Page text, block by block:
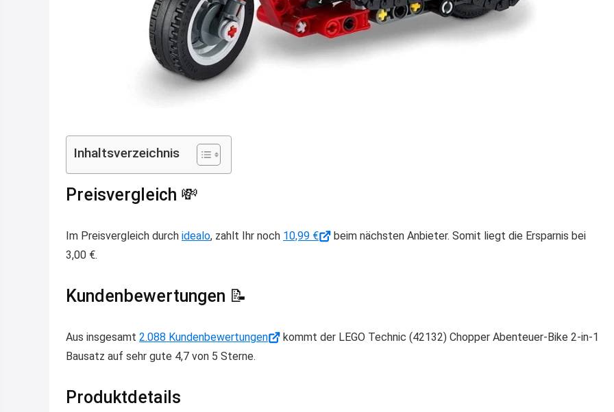
Inhaltsverzeichnis
Preisvergleich 💸
Im Preisvergleich durch idealo, zahlt Ihr noch 10,99 €
beim nächsten Anbieter. Somit liegt die Ersparnis bei
3,00 €.
Kundenbewertungen 📝
Aus insgesamt 2.088 Kundenbewertungen
kommt der LEGO Technic (42132) Chopper Abenteuer-Bike 2-in-1
Bausatz auf sehr gute 4,7 von 5 Sterne.
Produktdetails